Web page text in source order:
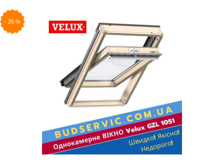
- 25 %